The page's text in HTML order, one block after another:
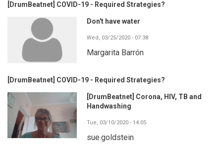
[DrumBeatnet] COVID-19 - Required Strategies?
Don't have water
Wed, 03/25/2020 - 07:38
Margarita Barrón
[DrumBeatnet] COVID-19 - Required Strategies?
[DrumBeatnet] Corona, HIV, TB and
Handwashing
Tue, 03/10/2020 - 14:05
sue.goldstein